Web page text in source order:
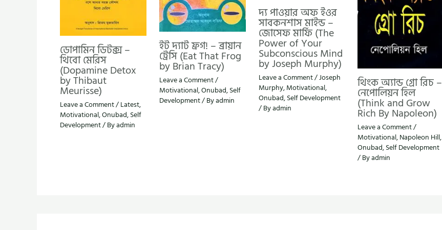
ডোপামিন ডিটক্স –
থিবো মেরিস
(Dopamine Detox
by Thibaut
Meurisse)
Leave a Comment/Latest,
Motivational,Onubad,Self
Development/ Byadmin
ইট দ্যাট ফ্রগ! – ব্রায়ান
ট্রেসি (Eat That Frog
by Brian Tracy)
Leave a Comment/
Motivational,Onubad,Self
Development/ Byadmin
দ্য পাওয়ার অফ ইওর
সাবকনশাস মাইন্ড –
জোসেফ মার্ফি (The
Power of Your
Subconscious Mind
by Joseph Murphy)
Leave a Comment/Joseph
Murphy,Motivational,
Onubad,Self Development
/ Byadmin
থিংক অ্যান্ড গ্রো রিচ –
নেপোলিয়ন হিল
(Think and Grow
Rich By Napoleon)
Leave a Comment/
Motivational,Napoleon Hill,
Onubad,Self Development
/ Byadmin